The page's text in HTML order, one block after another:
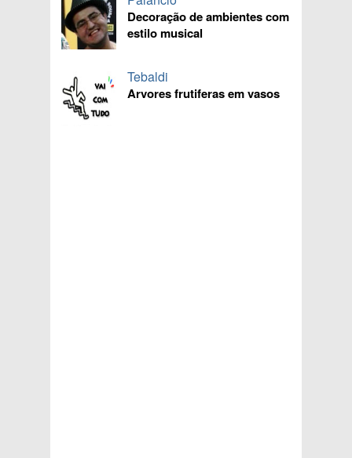
Decoração de ambientes com
estilo musical
Tebaldi
Arvores frutiferas em vasos